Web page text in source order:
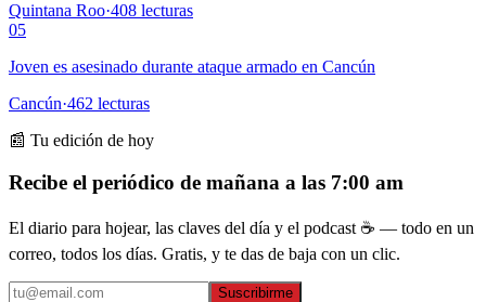
Quintana Roo·408 lecturas
05
Joven es asesinado durante ataque armado en Cancún
Cancún·462 lecturas
📰 Tu edición de hoy
Recibe el periódico de mañana a las 7:00 am
El diario para hojear, las claves del día y el podcast ☕ — todo en un
correo, todos los días. Gratis, y te das de baja con un clic.
Suscribirme